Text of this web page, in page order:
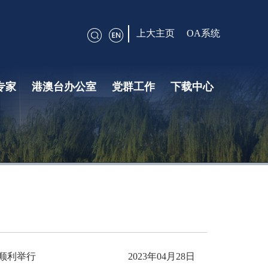
上大主页 OA系统
家 港澳台办公室
合作网络
学生申请
港澳台会议申请
党群工作
党建引领
工青妇
下载中心
利举行 2023年04月28日